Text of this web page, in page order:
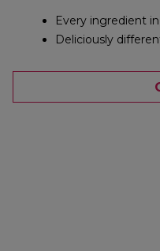
Every ingredient
Deliciously